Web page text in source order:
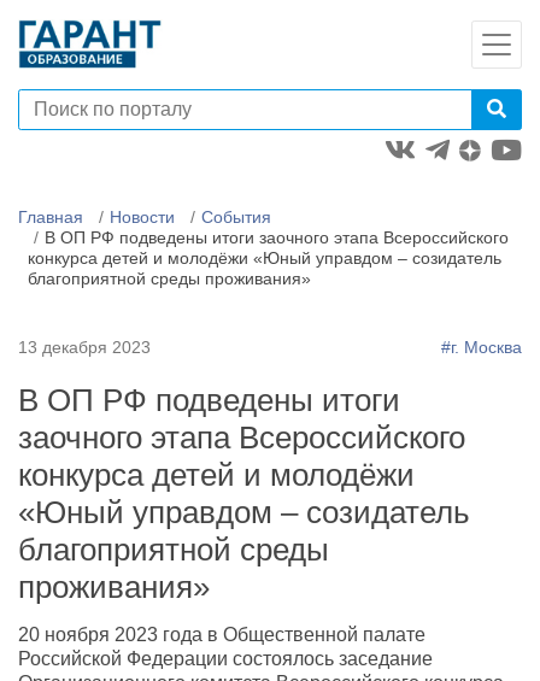
Главная Новости
События
В ОП РФ подведены итоги заочного этапа Всероссийского
конкурса детей и молодёжи «Юный управдом – созидатель
благоприятной среды проживания»
13 декабря 2023 #г. Москва
В ОП РФ подведены итоги
заочного этапа Всероссийского
конкурса детей и молодёжи
«Юный управдом – созидатель
благоприятной среды
проживания»
20 ноября 2023 года в Общественной палате
Российской Федерации состоялось заседание